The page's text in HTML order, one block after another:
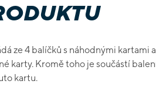
ze 4 balíčků s náhodnými kartami
karty. Kromě toho je součástí
kartu.